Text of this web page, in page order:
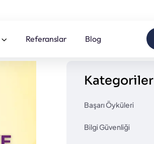
Referanslar Blog
Kategoriler
Başarı Öyküleri
Bilgi Güvenliği